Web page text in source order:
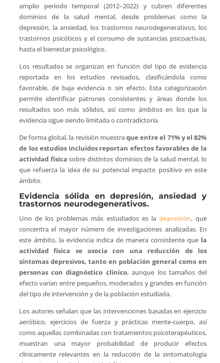
amplio periodo temporal (2012–2022) y cubren diferentes
dominios de la salud mental, desde problemas como la
depresión, la ansiedad, los trastornos neurodegenerativos, los
trastornos psicóticos y el consumo de sustancias psicoactivas,
hasta el bienestar psicológico.
Los resultados se organizan en función del tipo de evidencia
reportada en los estudios revisados, clasificándola como
favorable, de baja evidencia o sin efecto. Esta categorización
permite identificar patrones consistentes y áreas donde los
resultados son más sólidos, así como ámbitos en los que la
evidencia sigue siendo limitada o contradictoria.
De forma global, la revisión muestraque entre el 71% y el 82%
de los estudios incluidos reportan efectos favorables de la
actividad física sobre distintos dominios de la salud mental, lo
que refuerza la idea de su potencial impacto positivo en este
ámbito.
Evidencia sólida en depresión, ansiedad y
trastornos neurodegenerativos.
Uno de los problemas más estudiados es ladepresión, que
concentra el mayor número de investigaciones analizadas. En
este ámbito, la evidencia indica de manera consistente que la
actividad física se asocia con una reducción de los
síntomas depresivos, tanto en población general como en
personas con diagnóstico clínico, aunque los tamaños del
efecto varían entre pequeños, moderados y grandes en función
del tipo de intervención y de la población estudiada.
Los autores señalan que las intervenciones basadas en ejercicio
aeróbico, ejercicios de fuerza y prácticas mente-cuerpo, así
como aquellas combinadas con tratamientos psicoterapéuticos,
muestran una mayor probabilidad de producir efectos
clínicamente relevantes en la reducción de la sintomatología